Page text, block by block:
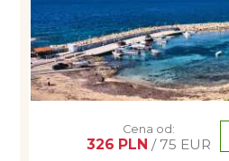
Cena od:
326 PLN / 75 EUR